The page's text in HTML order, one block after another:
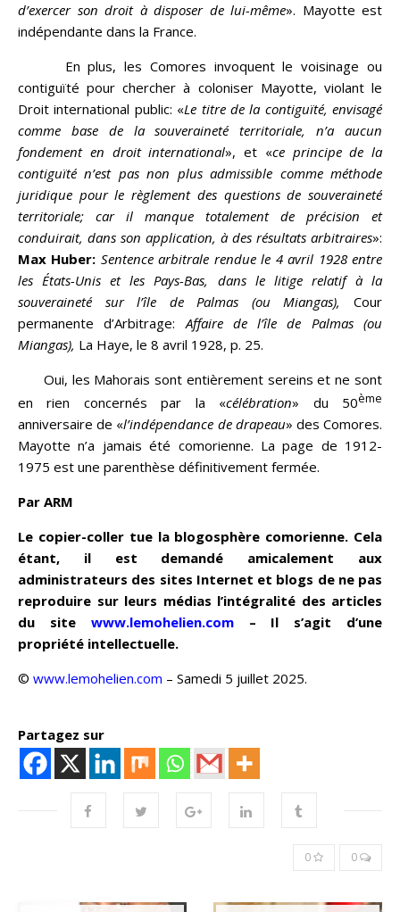
d’exercer son droit à disposer de lui-même». Mayotte est
indépendante dans la France.
En plus, les Comores invoquent le voisinage ou
contiguïté pour chercher à coloniser Mayotte, violant le
Droit international public: «Le titre de la contiguïté, envisagé
comme base de la souveraineté territoriale, n’a aucun
fondement en droit international», et «ce principe de la
contiguïté n’est pas non plus admissible comme méthode
juridique pour le règlement des questions de souveraineté
territoriale; car il manque totalement de précision et
conduirait, dans son application, à des résultats arbitraires»:
Max Huber: Sentence arbitrale rendue le 4 avril 1928 entre
les États-Unis et les Pays-Bas, dans le litige relatif à la
souveraineté sur l’île de Palmas (ou Miangas),
Cour
permanente d’Arbitrage:Affaire de l’île de Palmas (ou
Miangas), La Haye, le 8 avril 1928, p. 25.
Oui, les Mahorais sont entièrement sereins et ne sont
en rien concernés par la «célébration» du 50ème
anniversaire de «l’indépendance de drapeau» des Comores.
Mayotte n’a jamais été comorienne. La page de 1912-
1975 est une parenthèse définitivement fermée.
Par ARM
Le copier-coller tue la blogosphère comorienne. Cela
étant, il est demandé amicalement aux
administrateurs des sites Internet et blogs de ne pas
reproduire sur leurs médias l’intégralité des articles
du site www.lemohelien.com– Il s’agit d’une
propriété intellectuelle.
© www.lemohelien.com – Samedi 5 juillet 2025.
Partagez sur
0 0